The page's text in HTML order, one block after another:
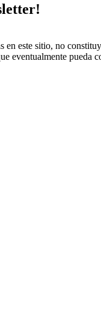
en este sitio, no
eventualmente pueda